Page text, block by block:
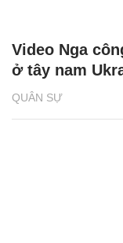
QUÂN SỰ
Video Nga
ở tây nam